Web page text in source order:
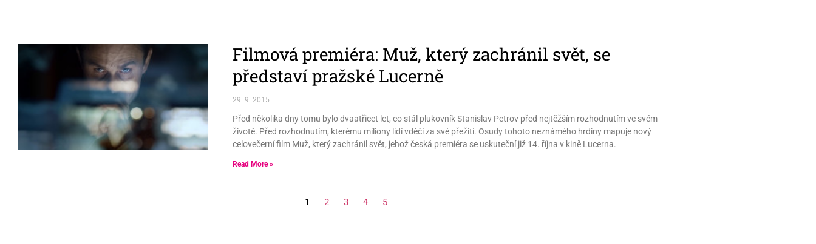
Filmová premiéra: Muž, který zachránil svět, se
představí pražské Lucerně
29. 9. 2015
Před několika dny tomu bylo dvaatřicet let, co stál plukovník Stanislav Petrov před nejtěžším rozhodnutím ve svém
životě. Před rozhodnutím, kterému miliony lidí vděčí za své přežití. Osudy tohoto neznámého hrdiny mapuje nový
celovečerní film Muž, který zachránil svět, jehož česká premiéra se uskuteční již 14. října v kině Lucerna.
Read More »
1 2 3 4 5